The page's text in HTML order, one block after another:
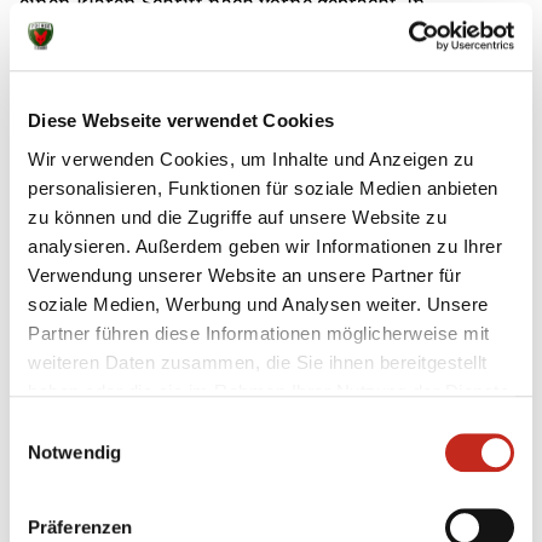
Diese Webseite verwendet Cookies
Wir verwenden Cookies, um Inhalte und Anzeigen zu
personalisieren, Funktionen für soziale Medien anbieten
zu können und die Zugriffe auf unsere Website zu
analysieren. Außerdem geben wir Informationen zu Ihrer
Verwendung unserer Website an unsere Partner für
soziale Medien, Werbung und Analysen weiter. Unsere
Partner führen diese Informationen möglicherweise mit
weiteren Daten zusammen, die Sie ihnen bereitgestellt
Notwendig
Präferenzen
Montpellier verfolgen sie eine Philosophie, die wie in
Auch sein langjähriger Förderer Bob Hanning freut
sich über die Erfahrungen, die Torben Matzken
sammeln konnte, und blickt bereits in die Zukunft des
Talents: „Im Rahmen unserer Kooperation war es
sicherlich eine gute Maßnahme ihn in Montpellier
vorzustellen und einschätzen zu lassen. Wir werden
uns nun gemeinsam über seine weiteren
Karriereschritte unterhalten." Die Kooperation
zwischen den Füchsen und Montpellier Handball soll
immer wieder genutzt werden, um die stetige